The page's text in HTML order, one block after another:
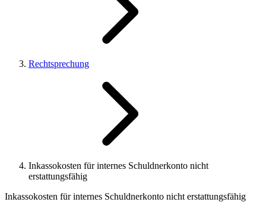
Rechtsprechung
Inkassokosten für internes Schuldnerkonto nicht
erstattungsfähig
Inkassokosten für internes Schuldnerkonto nicht erstattungsfähig